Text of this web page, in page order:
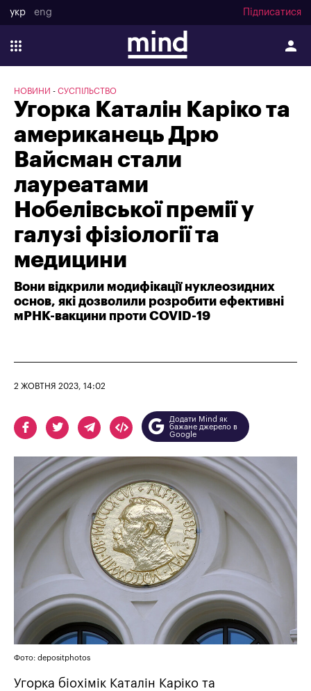
укр eng Підписатися
НОВИНИ СУСПІЛЬСТВО
Угорка Каталін Каріко та
американець Дрю
Вайсман стали
лауреатами
Нобелівської премії у
галузі фізіології та
медицини
Вони відкрили модифікації нуклеозидних
основ, які дозволили розробити ефективні
мРНК-вакцини проти COVID-19
2 ЖОВТНЯ 2023, 14:02
Додати Mind як
бажане джерело в
Google
Фото: depositphotos
Угорка біохімік Каталін Каріко та